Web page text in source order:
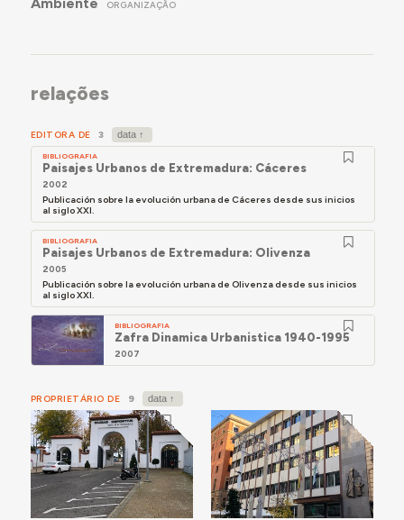
ORGANIZAÇÃO
relações
EDITORA DE 3
BIBLIOGRAFIA
Paisajes Urbanos de Extremadura: Cáceres
2002
Publicación sobre la evolución urbana de Cáceres desde sus inicios
al siglo XXI.
BIBLIOGRAFIA
Paisajes Urbanos de Extremadura: Olivenza
2005
Publicación sobre la evolución urbana de Olivenza desde sus inicios
al siglo XXI.
BIBLIOGRAFIA
Zafra Dinamica Urbanistica 1940-1995
2007
PROPRIETÁRIO DE 9